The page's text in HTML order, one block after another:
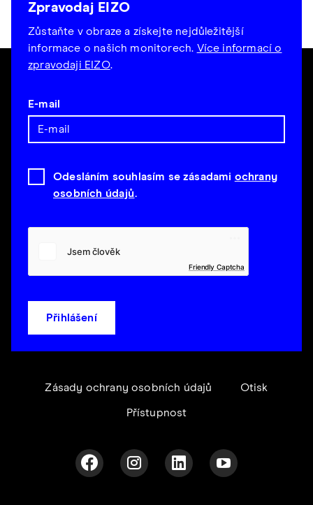
Zpravodaj EIZO
Zůstaňte v obraze a získejte nejdůležitější
informace o našich monitorech. Více informací o
zpravodaji EIZO.
E-mail
Odesláním souhlasím se zásadami ochrany
osobních údajů.
Friendly Captcha
Přihlášení
Zásady ochrany osobních údajů Otisk
Přístupnost